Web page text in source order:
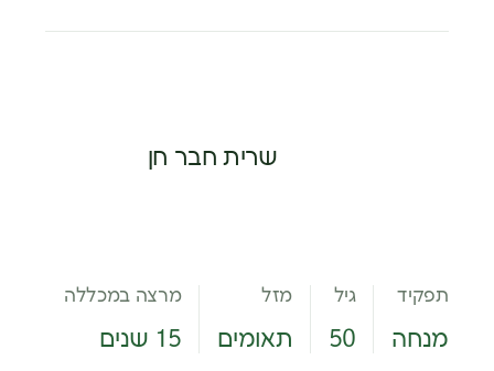
שרית חבר חן
תפקיד
מנחה
גיל
50
מזל
תאומים
מרצה במכללה
15 שנים